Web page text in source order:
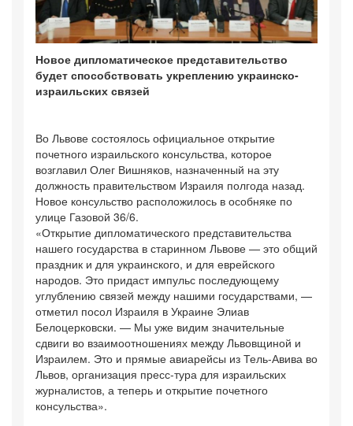
Новое дипломатическое представительство
будет способствовать укреплению украинско-
израильских связей
Во Львове состоялось официальное открытие
почетного израильского консульства, которое
возглавил Олег Вишняков, назначенный на эту
должность правительством Израиля полгода назад.
Новое консульство расположилось в особняке по
улице Газовой 36/6.
«Открытие дипломатического представительства
нашего государства в старинном Львове — это общий
праздник и для украинского, и для еврейского
народов. Это придаст импульс последующему
углублению связей между нашими государствами, —
отметил посол Израиля в Украине Элиав
Белоцерковски. — Мы уже видим значительные
сдвиги во взаимоотношениях между Львовщиной и
Израилем. Это и прямые авиарейсы из Тель-Авива во
Львов, организация пресс-тура для израильских
журналистов, а теперь и открытие почетного
консульства».